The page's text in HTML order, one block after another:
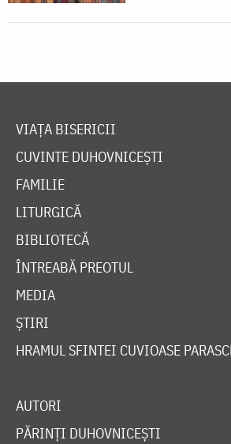
VIAȚA BISERICII
CUVINTE DUHOVNICEȘTI
FAMILIE
LITURGICĂ
BIBLIOTECĂ
ÎNTREABĂ PREOTUL
MEDIA
ȘTIRI
HRAMUL SFINTEI CUVIOASE
AUTORI
PĂRINȚI DUHOVNICEȘTI